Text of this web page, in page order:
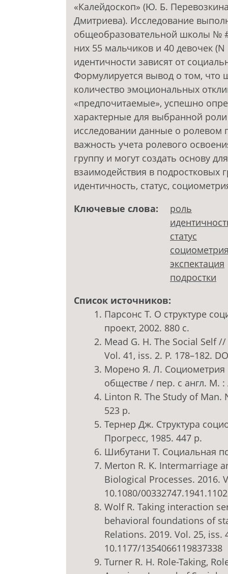
«Калейдоскоп» (Ю. Б.
Дмитриева). Исследование
общеобразовательной школы № #
них 55 мальчиков и 40 девочек
идентичности зависят от
Формулируется вывод о том,
количество эмоциональных
«предпочитаемые», успешно
характерные для выбранной
исследовании данные о ролевом
важность учета ролевого
группу и могут создать основу
взаимодействия в подростковых
идентичность, статус,
Ключевые слова:
роль
статус
экспектация
подростки
Список источников:
Парсонс Т. О структуре
проект, 2002. 880 с.
Mead G. H. The Social Self
Vol. 41, iss. 2. P. 178–182.
Морено Я. Л. Социометрия
обществе / пер. с англ. М. :
Linton R. The Study of Man.
523 p.
Тернер Дж. Структура
Прогресс, 1985. 447 p.
Шибутани Т. Социальная
Merton R. K. Intermarriage
Biological Processes. 2016.
10.1080/
Wolf R. Taking interaction
behavioral foundations of
Relations. 2019. Vol. 25, iss.
10.1177/1354066119837338
Turner R. H. Role-Taking,